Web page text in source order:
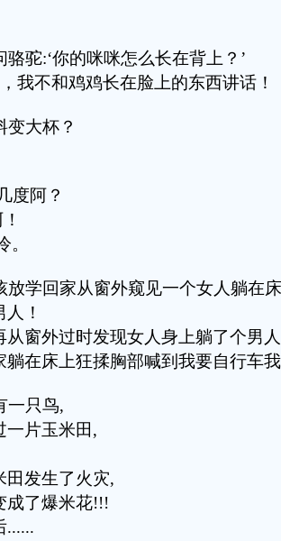
骆驼:‘你的咪咪怎么长在背上？’
我不和鸡鸡长在脸上的东西讲话！
变大杯？
度阿？
。
放学回家从窗外窥见一个女人躺在
！
从窗外过时发现女人身上躺了个男
躺在床上狂揉胸部喊到我要自行车
一只鸟,
一片玉米田,
田发生了火灾,
成了爆米花!!!
......